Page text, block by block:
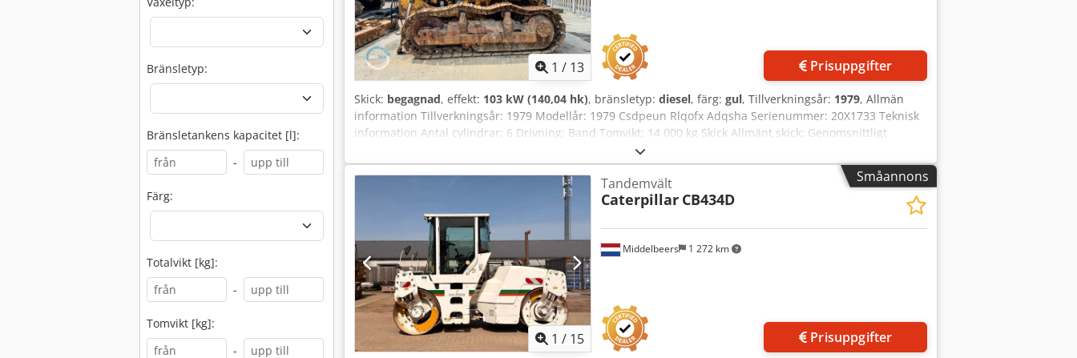
Bränsletyp:
Bränsletankens kapacitet [l]:
-
Färg:
Totalvikt [kg]:
-
Tomvikt [kg]:
-
1 / 13 Prisuppgifter
Skick: begagnad, effekt: 103 kW (140,04 hk), bränsletyp: diesel, färg: gul, Tillverkningsår: 1979, Allmän
information Tillverkningsår: 1979 Modellår: 1979 Csdpeun Rlqofx Adqsha Serienummer: 20X1733 Teknisk
information Antal cylindrar: 6 Drivning: Band Tomvikt: 14 000 kg Skick Allmänt skick: Genomsnittligt
Tekniskt skick: Bra Optiskt skick: Dåligt Finansiell information Pris: På förfrågan Ytterligare information
Kontakta Ernst van Hek för mer information.
Småannons
1 / 15
Middelbeers 1 272 km
Tandemvält
Caterpillar CB434D
Prisuppgifter